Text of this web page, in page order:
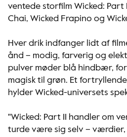
ventede storfilm Wicked: Part
Chai, Wicked Frapino og
Hver drik indfanger lidt af
ånd – modig, farverig og
pulver møder blå hindbær,
magisk til grøn. Et
hylder Wicked-universets
"Wicked: Part II handler om
turde være sig selv –